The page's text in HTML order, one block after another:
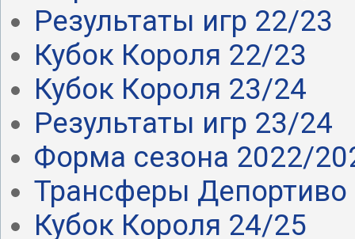
Результаты игр 22/23
Кубок Короля 22/23
Кубок Короля 23/24
Результаты игр 23/24
Форма сезона 2022/
Трансферы
Кубок Короля 24/25